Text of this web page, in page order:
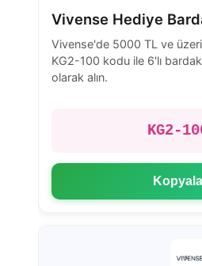
Vivense Hediye
Vivense'de 5000 TL ve
KG2-100 kodu ile 6'lı
olarak alın.
KG2-
Kopyala